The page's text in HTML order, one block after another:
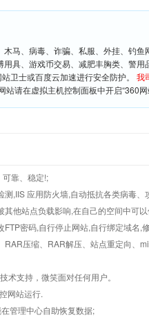
马、病毒、诈骗、私服、外挂、钓
具、游戏币交易、减肥丰胸类、警
卫士或百度云加速进行安全防护。 我
站请在虚拟主机控制面板中开启“360
靠、稳定!;
,IIS 应用防火墙,自动抵抗各类病毒、
其他站点负载影响,在自己的空间中可
密码,自行停止网站,自行绑定域名,
RAR压缩、RAR解压、站点重定向、
术支持，微笑面对任何用户。
网站运行.
管理中心自助恢复数据;